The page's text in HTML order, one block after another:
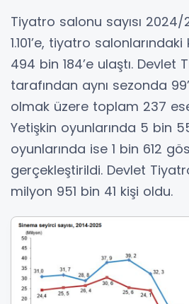
Tiyatro salonu sayısı
1.101’e, tiyatro
494 bin 184’e ulaştı. Devlet
tarafından aynı sezonda
olmak üzere toplam 237
Yetişkin oyunlarında 5 bin
oyunlarında ise 1 bin 612
gerçekleştirildi. Devlet
milyon 951 bin 41 kişi oldu.